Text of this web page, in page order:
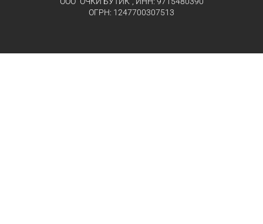
ОГРН: 1247700307513